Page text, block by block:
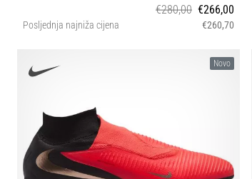
€280,00 €266,00
Posljednja najniža cijena €260,70
35½ 36 36⅔ 37⅓ 38 38⅔ 39⅓ 40 40⅔ 41⅓ 42 42⅔
Novo